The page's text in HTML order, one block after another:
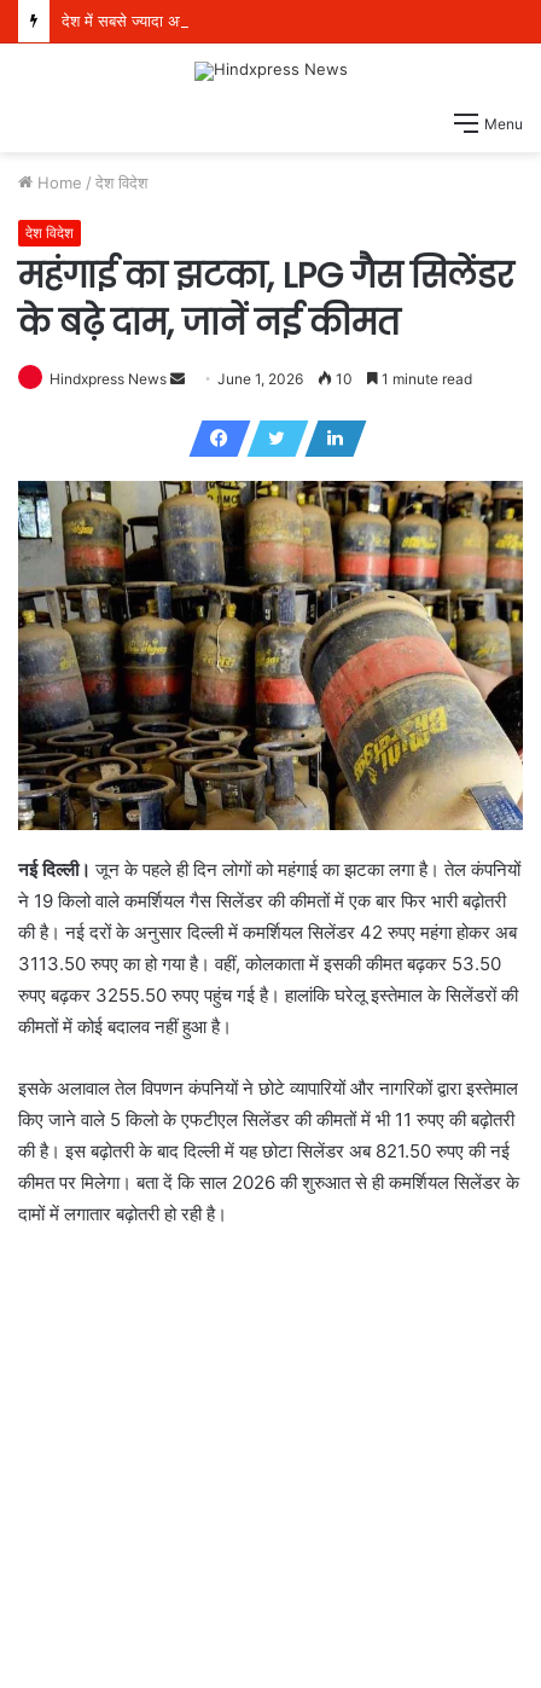
Menu
Home / देश विदेश
देश विदेश
महंगाई का झटका, LPG गैस सिलेंडर
के बढ़े दाम, जानें नई कीमत
Hindxpress News
a
n
e
m
a
June 1, 2026 10 1 minute read
नई दिल्ली। जून के पहले ही दिन लोगों को महंगाई का झटका लगा है। तेल कंपनियों
ने 19 किलो वाले कमर्शियल गैस सिलेंडर की कीमतों में एक बार फिर भारी बढ़ोतरी
की है। नई दरों के अनुसार दिल्ली में कमर्शियल सिलेंडर 42 रुपए महंगा होकर अब
3113.50 रुपए का हो गया है। वहीं, कोलकाता में इसकी कीमत बढ़कर 53.50
रुपए बढ़कर 3255.50 रुपए पहुंच गई है। हालांकि घरेलू इस्तेमाल के सिलेंडरों की
कीमतों में कोई बदालव नहीं हुआ है।
इसके अलावाल तेल विपणन कंपनियों ने छोटे व्यापारियों और नागरिकों द्वारा इस्तेमाल
किए जाने वाले 5 किलो के एफटीएल सिलेंडर की कीमतों में भी 11 रुपए की बढ़ोतरी
की है। इस बढ़ोतरी के बाद दिल्ली में यह छोटा सिलेंडर अब 821.50 रुपए की नई
कीमत पर मिलेगा। बता दें कि साल 2026 की शुरुआत से ही कमर्शियल सिलेंडर के
दामों में लगातार बढ़ोतरी हो रही है।